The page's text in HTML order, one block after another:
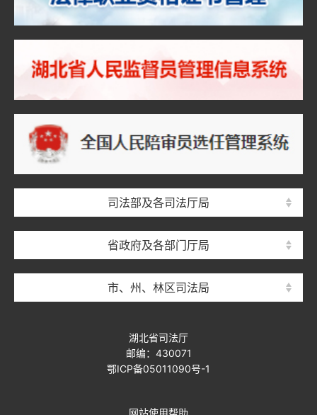
司法部及各司法厅局
省政府及各部门厅局
市、州、林区司法局
湖北省司法厅
邮编：430071
鄂ICP备05011090号-1